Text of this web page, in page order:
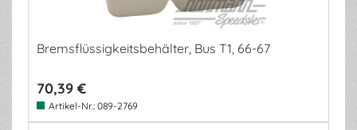
Bremsflüssigkeitsbehälter, Bus T1, 66-67
70,39 €
Artikel-Nr.: 089-2769